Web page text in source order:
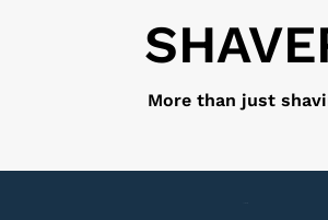
More than just